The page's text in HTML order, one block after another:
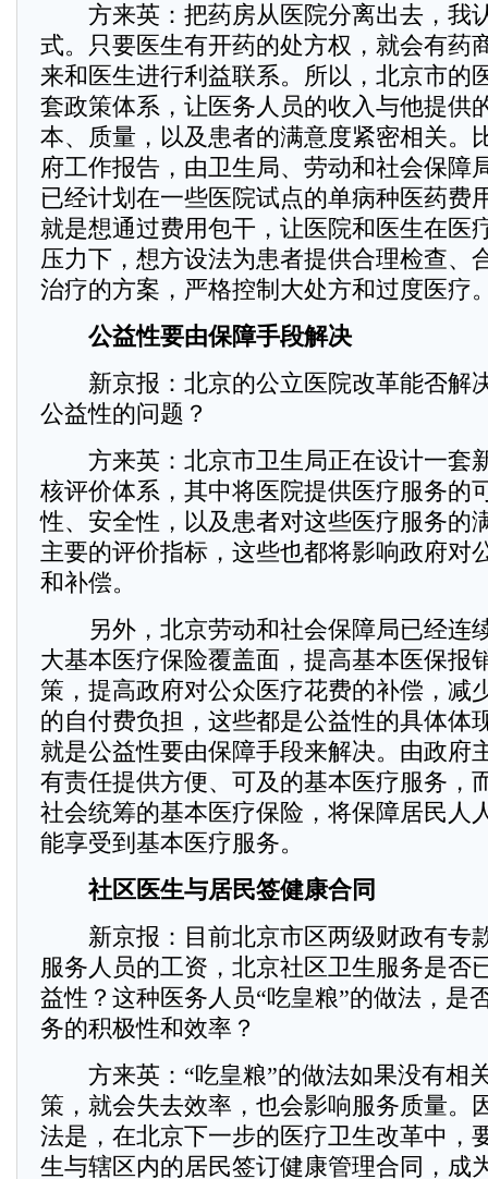
方来英：把药房从医院分离出去，我
式。只要医生有开药的处方权，就会有药
来和医生进行利益联系。所以，北京市的
套政策体系，让医务人员的收入与他提供
本、质量，以及患者的满意度紧密相关。
府工作报告，由卫生局、劳动和社会保障
已经计划在一些医院试点的单病种医药费
就是想通过费用包干，让医院和医生在医
压力下，想方设法为患者提供合理检查、
治疗的方案，严格控制大处方和过度医疗
公益性要由保障手段解决
新京报：北京的公立医院改革能否解
公益性的问题？
方来英：北京市卫生局正在设计一套
核评价体系，其中将医院提供医疗服务的
性、安全性，以及患者对这些医疗服务的
主要的评价指标，这些也都将影响政府对
和补偿。
另外，北京劳动和社会保障局已经连
大基本医疗保险覆盖面，提高基本医保报
策，提高政府对公众医疗花费的补偿，减
的自付费负担，这些都是公益性的具体体
就是公益性要由保障手段来解决。由政府
有责任提供方便、可及的基本医疗服务，
社会统筹的基本医疗保险，将保障居民人
能享受到基本医疗服务。
社区医生与居民签健康合同
新京报：目前北京市区两级财政有专
服务人员的工资，北京社区卫生服务是否
益性？这种医务人员“吃皇粮”的做法，是
务的积极性和效率？
方来英：“吃皇粮”的做法如果没有相
策，就会失去效率，也会影响服务质量。
法是，在北京下一步的医疗卫生改革中，
生与辖区内的居民签订健康管理合同，成